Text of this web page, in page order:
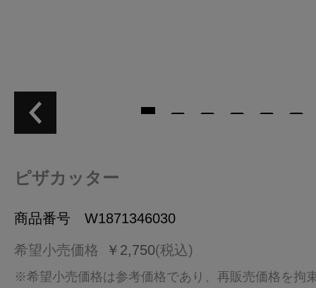
ピザカッター
商品番号 W1871346030
希望小売価格 ￥2,750(税込)
※希望小売価格は参考価格であり、再販売価格を拘